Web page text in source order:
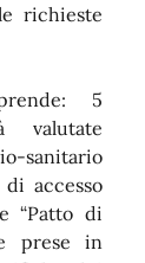
richieste
5
valutate
sanitario
accesso
“Patto di
prese in